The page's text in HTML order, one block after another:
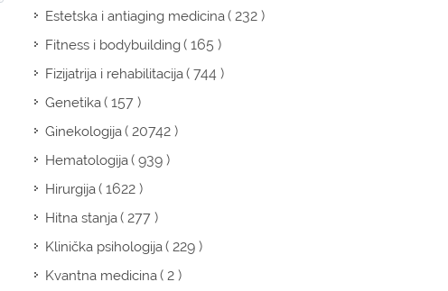
Estetska i antiaging medicina( 232 )
Fitness i bodybuilding( 165 )
Fizijatrija i rehabilitacija( 744 )
Genetika( 157 )
Ginekologija( 20742 )
Hematologija( 939 )
Hirurgija( 1622 )
Hitna stanja( 277 )
Klinička psihologija( 229 )
Kvantna medicina( 2 )